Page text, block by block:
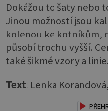
Dokážou to šaty nebo
Jinou možností jsou
kolenou ke kotníkům,
působí trochu vyšší.
také šikmé vzory a linie.
Text: Lenka Korandová,